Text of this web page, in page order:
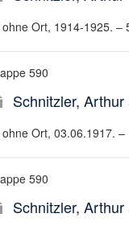
ohne Ort, 1914-1925. –
590
Schnitzler,
ohne Ort, 03.06.1917. –
590
Schnitzler,